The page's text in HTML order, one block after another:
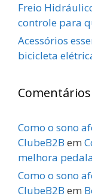
Freio
controle para
Acessórios
bicicleta
Comentários
Como o sono
ClubeB2B em
melhora
Como o sono
ClubeB2B em